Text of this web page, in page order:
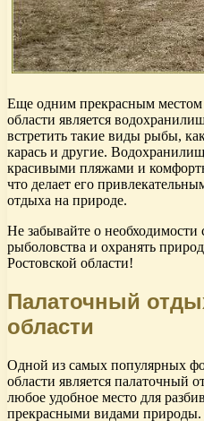
Еще одним прекрасным местом
области является
встретить такие виды рыбы,
карась и другие.
красивыми пляжами и
что делает его
отдыха на природе.
Не забывайте о необходимости
рыболовства и охранять
Ростовской области!
Палаточный
области
Одной из самых популярных
области является палаточный
любое удобное место для
прекрасными видами природы.